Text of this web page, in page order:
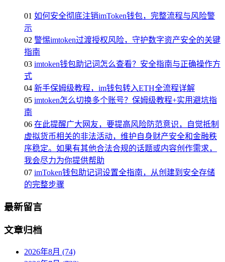
01 如何安全彻底注销imToken钱包，完整流程与风险警
示
02 警惕imtoken过渡授权风险，守护数字资产安全的关键
指南
03 imtoken钱包助记词怎么查看？安全指南与正确操作方
式
04 新手保姆级教程，im钱包转入ETH全流程详解
05 imtoken怎么切换多个账号？保姆级教程+实用避坑指
南
06 在此提醒广大网友，要提高风险防范意识，自觉抵制
虚拟货币相关的非法活动，维护自身财产安全和金融秩
序稳定。如果有其他合法合规的话题或内容创作需求，
我会尽力为你提供帮助
07 imToken钱包助记词设置全指南，从创建到安全存储
的完整步骤
最新留言
文章归档
2026年8月 (74)